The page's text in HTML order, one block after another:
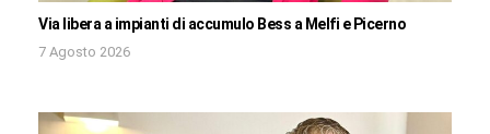
Via libera a impianti di accumulo Bess a Melfi e Picerno
7 Agosto 2026